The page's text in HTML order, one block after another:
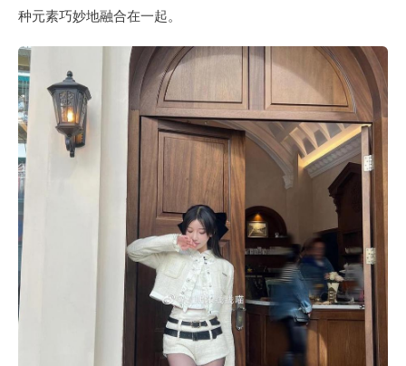
种元素巧妙地融合在一起。